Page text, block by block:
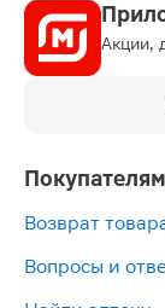
Акции,
Покупателям
Возврат
Вопросы и